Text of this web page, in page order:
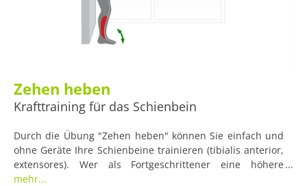
Zehen heben
Krafttraining für das Schienbein
Durch die Übung "Zehen heben" können Sie einfach und
ohne Geräte Ihre Schienbeine trainieren (tibialis anterior,
extensores). Wer als Fortgeschrittener eine höhere
Schwierigkeitsstufe bevorzugt, kann diese Übung auch
mehr...